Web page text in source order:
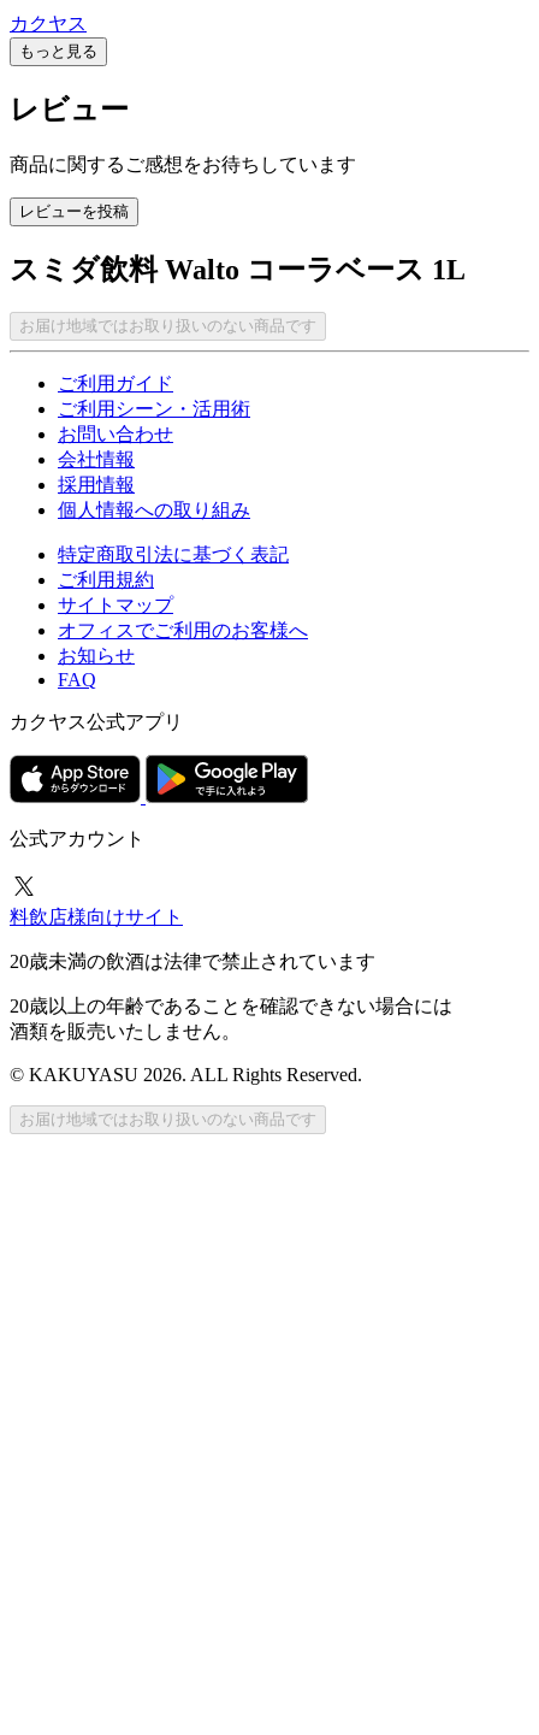
カクヤス
もっと見る
レビュー
商品に関するご感想をお待ちしています
レビューを投稿
スミダ飲料 Walto コーラベース 1L
お届け地域ではお取り扱いのない商品です
ご利用ガイド
ご利用シーン・活用術
お問い合わせ
会社情報
採用情報
個人情報への取り組み
特定商取引法に基づく表記
ご利用規約
サイトマップ
オフィスでご利用のお客様へ
お知らせ
FAQ
カクヤス公式アプリ
公式アカウント
料飲店様向けサイト
20歳未満の飲酒は法律で禁止されています
20歳以上の年齢であることを確認できない場合には
酒類を販売いたしません。
© KAKUYASU 2026. ALL Rights Reserved.
お届け地域ではお取り扱いのない商品です